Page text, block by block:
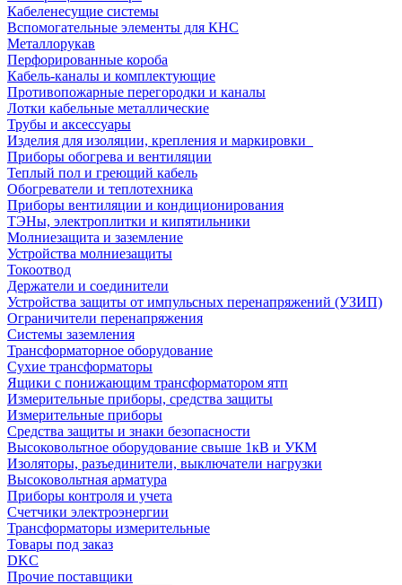
Кабеленесущие системы
Вспомогательные элементы для КНС
Металлорукав
Перфорированные короба
Кабель-каналы и комплектующие
Противопожарные перегородки и каналы
Лотки кабельные металлические
Трубы и аксессуары
Изделия для изоляции, крепления и маркировки
Приборы обогрева и вентиляции
Теплый пол и греющий кабель
Обогреватели и теплотехника
Приборы вентиляции и кондиционирования
ТЭНы, электроплитки и кипятильники
Молниезащита и заземление
Устройства молниезащиты
Токоотвод
Держатели и соединители
Устройства защиты от импульсных перенапряжений (УЗИП)
Ограничители перенапряжения
Системы заземления
Трансформаторное оборудование
Сухие трансформаторы
Ящики с понижающим трансформатором ятп
Измерительные приборы, средства защиты
Измерительные приборы
Средства защиты и знаки безопасности
Высоковольтное оборудование свыше 1кВ и УКМ
Изоляторы, разъединители, выключатели нагрузки
Высоковольтная арматура
Приборы контроля и учета
Счетчики электроэнергии
Трансформаторы измерительные
Товары под заказ
DKC
Прочие поставщики